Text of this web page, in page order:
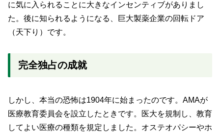
に気に入られることに大きなインセンティブがありまし
た。後に知られるようになる、巨大製薬企業の回転ドア
（天下り）です。
完全独占の成就
しかし、本当の恐怖は1904年に始まったのです。AMAが
医療教育委員会を設立したときです。医大を規制し、教育
してよい医療の種類を規定しました。オステオパシーやホ